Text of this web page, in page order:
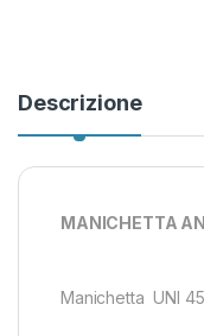
Descrizione
MANICHETTA
Manichetta UNI